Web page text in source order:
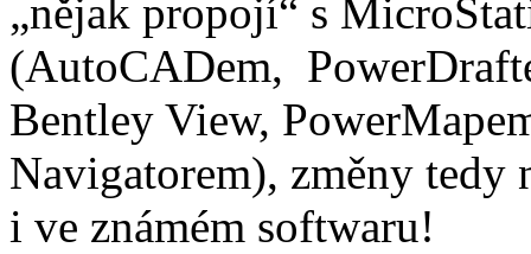
„nějak propojí“ s
(AutoCADem,
Bentley View,
Navigatorem), změny tedy
i ve známém softwaru!